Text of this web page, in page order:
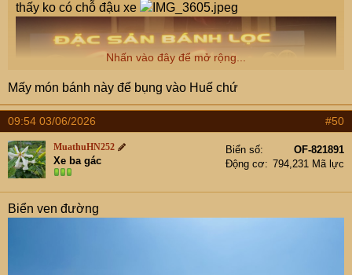
thấy ko có chỗ đậu xe
Ko biết ăn gì, quán họ tư vấn 1combo ntn 130k
Nhấn vào đây để mở rộng...
Mấy món bánh này để bụng vào Huế chứ
09:54 03/06/2026 #50
MuathuHN252
Xe ba gác
Biển số
OF-821891
Động cơ
794,231 Mã lực
Biển ven đường